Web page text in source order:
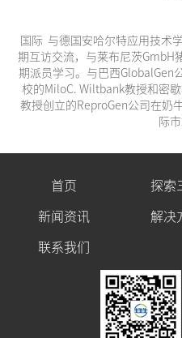
国际 与德国安哈尔特应用技术
期互访交流，与莱布尼茨GmbH
期派员学习。与巴西GlobalGen
校的MiloC. Wiltbank教授和密
教授创立的ReproGen公司在奶
际市
首页 探索
新闻资讯
解决
联系我们